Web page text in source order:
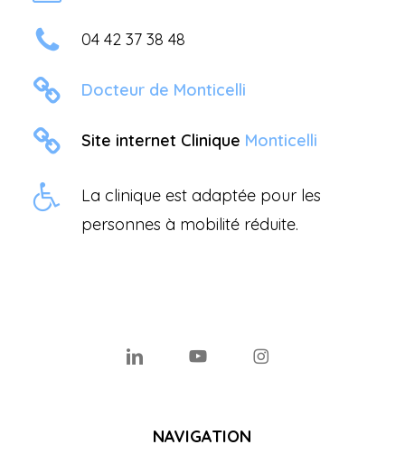
04 42 37 38 48
Docteur de Monticelli
Site internet Clinique Monticelli
La clinique est adaptée pour les
personnes à mobilité réduite.
NAVIGATION